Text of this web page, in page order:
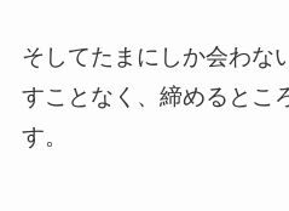
そしてたまにしか会わな
すことなく、締めるとこ
す。